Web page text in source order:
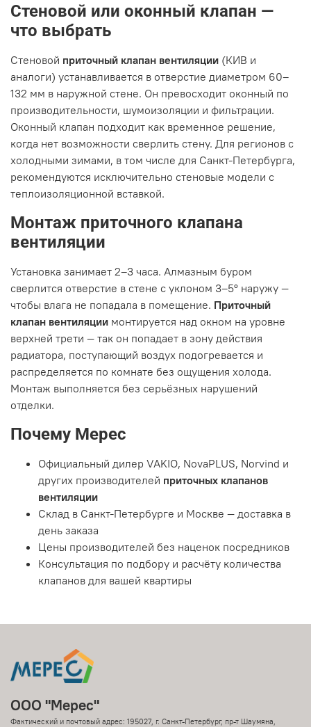
Стеновой или оконный клапан —
что выбрать
Стеновой приточный клапан вентиляции (КИВ и
аналоги) устанавливается в отверстие диаметром 60–
132 мм в наружной стене. Он превосходит оконный по
производительности, шумоизоляции и фильтрации.
Оконный клапан подходит как временное решение,
когда нет возможности сверлить стену. Для регионов с
холодными зимами, в том числе для Санкт-Петербурга,
рекомендуются исключительно стеновые модели с
теплоизоляционной вставкой.
Монтаж приточного клапана
вентиляции
Установка занимает 2–3 часа. Алмазным буром
сверлится отверстие в стене с уклоном 3–5° наружу —
чтобы влага не попадала в помещение. Приточный
клапан вентиляции монтируется над окном на уровне
верхней трети — так он попадает в зону действия
радиатора, поступающий воздух подогревается и
распределяется по комнате без ощущения холода.
Монтаж выполняется без серьёзных нарушений
отделки.
Почему Мерес
Официальный дилер VAKIO, NovaPLUS, Norvind и
других производителей приточных клапанов
вентиляции
Склад в Санкт-Петербурге и Москве — доставка в
день заказа
Цены производителей без наценок посредников
Консультация по подбору и расчёту количества
клапанов для вашей квартиры
ООО "Мерес"
Фактический и почтовый адрес: 195027, г. Санкт-Петербург, пр-т Шаумяна,